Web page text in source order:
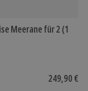
Meerane für 2 (1
249,90 €